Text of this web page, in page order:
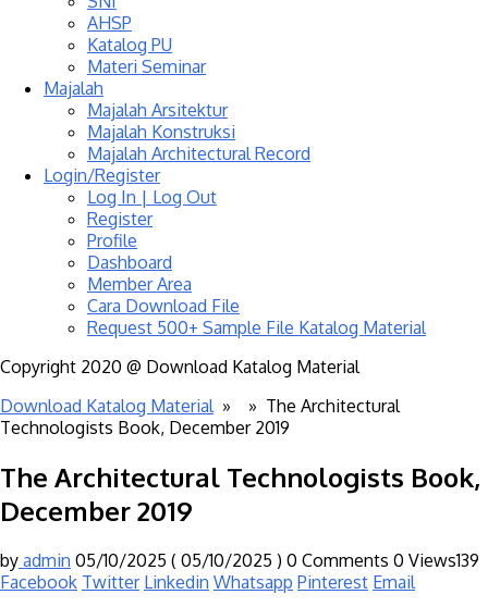
AHSP
Katalog PU
Materi Seminar
Majalah
Majalah Arsitektur
Majalah Konstruksi
Majalah Architectural Record
Login/Register
Log In | Log Out
Register
Profile
Dashboard
Member Area
Cara Download File
Request 500+ Sample File Katalog Material
Copyright 2020 @ Download Katalog Material
Download Katalog Material» » The Architectural
Technologists Book, December 2019
The Architectural Technologists Book,
December 2019
by admin 05/10/2025 ( 05/10/2025 ) 0 Comments 0 Views139
Facebook Twitter Linkedin Whatsapp Pinterest Email